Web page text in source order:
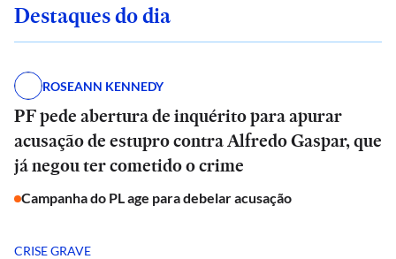
Destaques do dia
ROSEANN KENNEDY
PF pede abertura de inquérito para apurar
acusação de estupro contra Alfredo Gaspar, que
já negou ter cometido o crime
Campanha do PL age para debelar acusação
CRISE GRAVE